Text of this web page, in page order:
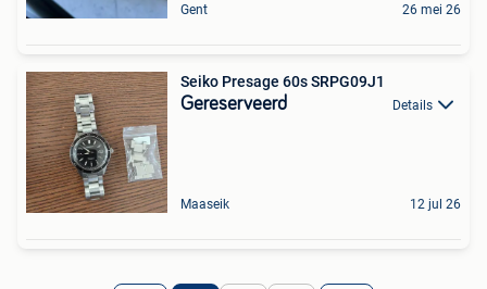
Gent 26 mei 26
Seiko Presage 60s SRPG09J1
Gereserveerd Details
Maaseik 12 jul 26